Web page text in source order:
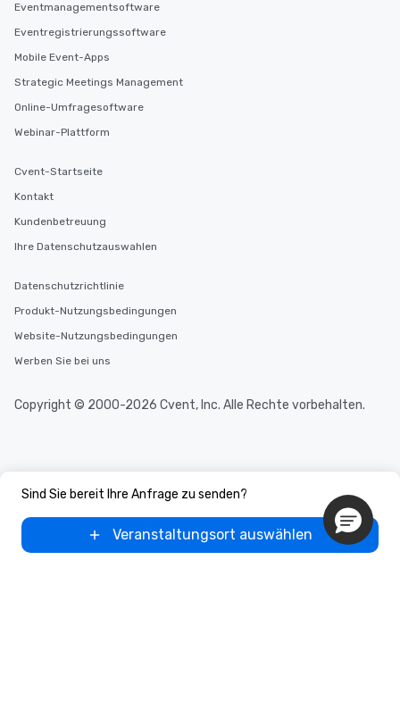
Sind Sie bereit Ihre Anfrage zu senden?
Veranstaltungsort auswählen
Eventmanagementsoftware
Eventregistrierungssoftware
Mobile Event-Apps
Strategic Meetings Management
Online-Umfragesoftware
Webinar-Plattform
Cvent-Startseite
Kontakt
Kundenbetreuung
Ihre Datenschutzauswahlen
Datenschutzrichtlinie
Produkt-Nutzungsbedingungen
Website-Nutzungsbedingungen
Werben Sie bei uns
Copyright © 2000-2026 Cvent, Inc. Alle Rechte vorbehalten.